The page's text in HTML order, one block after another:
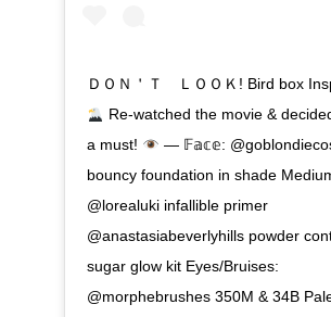
ＤＯＮ＇Ｔ ＬＯＯＫ! Bird box
Re-watched the movie &
a must!
— 𝔽𝕒𝕔𝕖:
bouncy foundation in shade
@lorealuki infallible primer
@anastasiabeverlyhills powder
sugar glow kit Eyes/Bruises:
@morphebrushes 350M & 34B